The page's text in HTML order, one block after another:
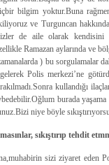
bilgim yoktur.Buna
ve Turguncan
de aile olarak
Ramazan aylarında ve
) bu sorgulamalar
Polis merkezi’ne
kullandığı
burada
niye böyle
sıkıştırıp tehdit
sizi ziyaret eden